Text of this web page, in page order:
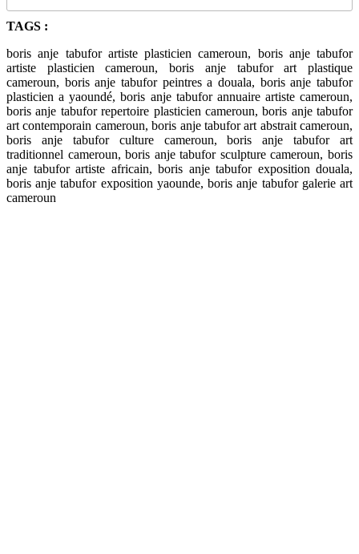
TAGS :
boris anje tabufor artiste plasticien cameroun, boris anje tabufor
artiste plasticien cameroun, boris anje tabufor art plastique
cameroun, boris anje tabufor peintres a douala, boris anje tabufor
plasticien a yaoundé, boris anje tabufor annuaire artiste cameroun,
boris anje tabufor repertoire plasticien cameroun, boris anje tabufor
art contemporain cameroun, boris anje tabufor art abstrait cameroun,
boris anje tabufor culture cameroun, boris anje tabufor art
traditionnel cameroun, boris anje tabufor sculpture cameroun, boris
anje tabufor artiste africain, boris anje tabufor exposition douala,
boris anje tabufor exposition yaounde, boris anje tabufor galerie art
cameroun